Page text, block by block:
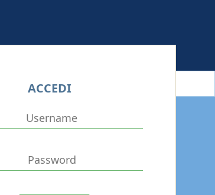
ACCEDI